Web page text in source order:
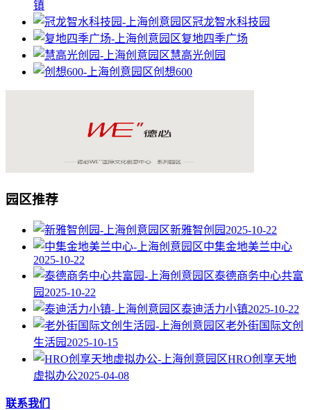
镇
冠龙智水科技园
复地四季广场
慧高光创园
创想600
园区推荐
新雅智创园 2025-10-22
中集金地美兰中心
2025-10-22
泰德商务中心共富
园 2025-10-22
泰迪活力小镇2025-10-22
老外街国际文创
生活园 2025-10-15
HRO创享天地
虚拟办公2025-04-08
联系我们